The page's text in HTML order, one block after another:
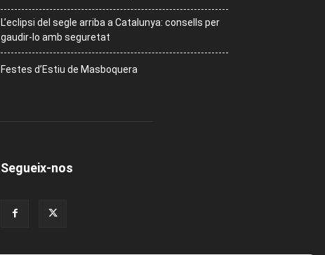
L’eclipsi del segle arriba a Catalunya: consells per
gaudir-lo amb seguretat
Festes d’Estiu de Masboquera
Segueix-nos